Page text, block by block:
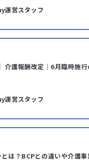
運営スタッフ
介護報酬改定｜6月臨時施
運営スタッフ
は？BCPとの違いや介護